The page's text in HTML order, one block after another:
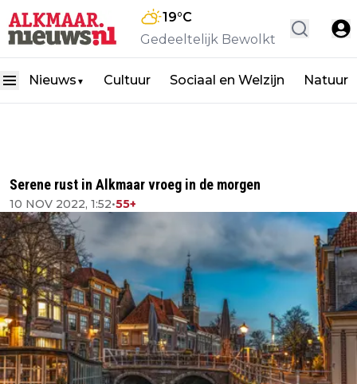
19°C
Gedeeltelijk Bewolkt
Nieuws ▼ Cultuur Sociaal en Welzijn Natuur
Serene rust in Alkmaar vroeg in de morgen
10 NOV 2022, 1:52•55+